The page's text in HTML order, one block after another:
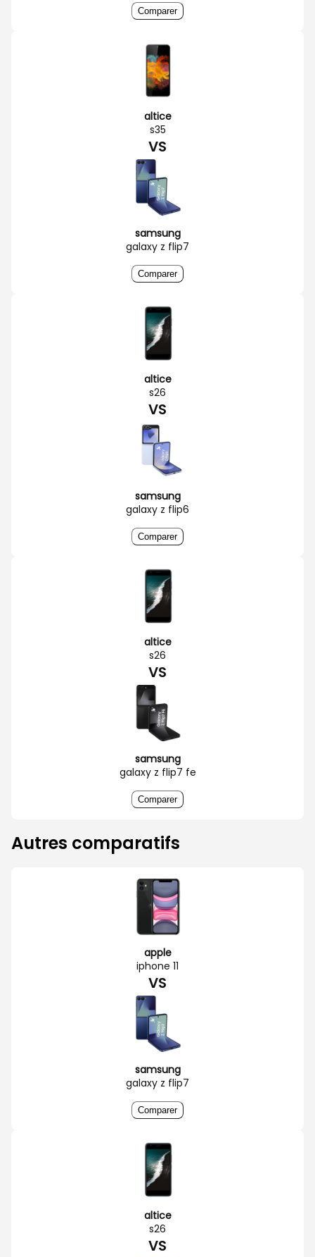
Comparer
altice
s35
VS
samsung
galaxy z flip7
Comparer
altice
s26
VS
samsung
galaxy z flip6
Comparer
altice
s26
VS
samsung
galaxy z flip7 fe
Comparer
Autres comparatifs
apple
iphone 11
VS
samsung
galaxy z flip7
Comparer
altice
s26
VS